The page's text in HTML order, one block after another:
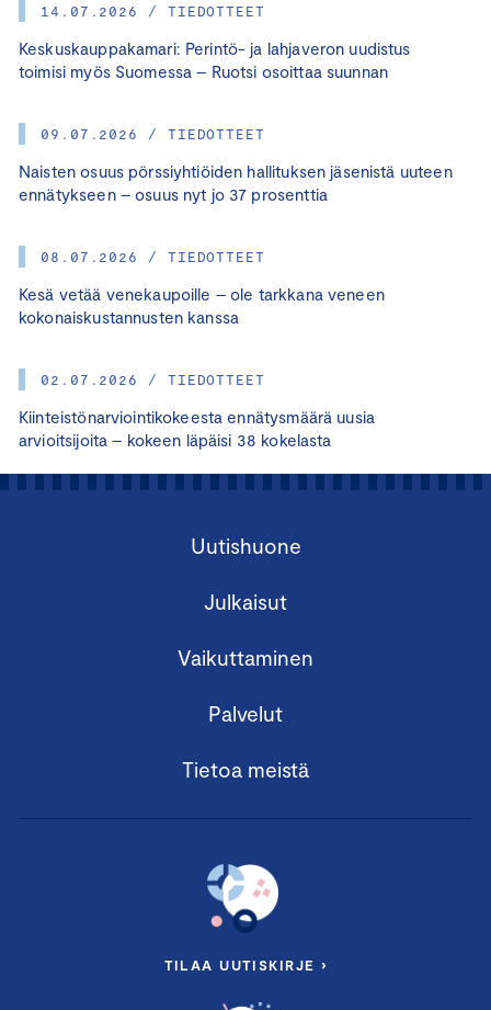
14.07.2026 / TIEDOTTEET
Keskuskauppakamari: Perintö- ja lahjaveron uudistus
toimisi myös Suomessa – Ruotsi osoittaa suunnan
09.07.2026 / TIEDOTTEET
Naisten osuus pörssiyhtiöiden hallituksen jäsenistä uuteen
ennätykseen – osuus nyt jo 37 prosenttia
08.07.2026 / TIEDOTTEET
Kesä vetää venekaupoille – ole tarkkana veneen
kokonaiskustannusten kanssa
02.07.2026 / TIEDOTTEET
Kiinteistönarviointikokeesta ennätysmäärä uusia
arvioitsijoita – kokeen läpäisi 38 kokelasta
Uutishuone
Julkaisut
Vaikuttaminen
Palvelut
Tietoa meistä
TILAA UUTISKIRJE ›